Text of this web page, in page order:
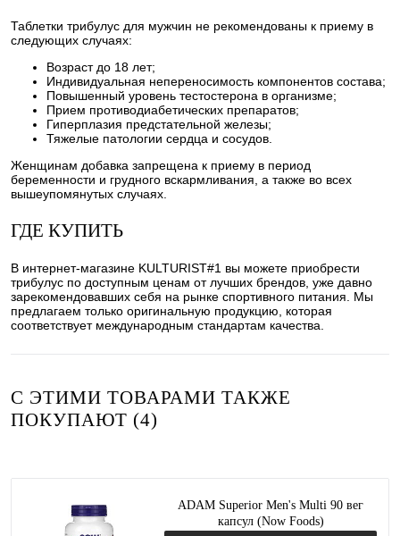
Таблетки трибулус для мужчин не рекомендованы к приему в
следующих случаях:
Возраст до 18 лет;
Индивидуальная непереносимость компонентов состава;
Повышенный уровень тестостерона в организме;
Прием противодиабетических препаратов;
Гиперплазия предстательной железы;
Тяжелые патологии сердца и сосудов.
Женщинам добавка запрещена к приему в период
беременности и грудного вскармливания, а также во всех
вышеупомянутых случаях.
ГДЕ КУПИТЬ
В интернет-магазине KULTURIST#1 вы можете приобрести
трибулус по доступным ценам от лучших брендов, уже давно
зарекомендовавших себя на рынке спортивного питания. Мы
предлагаем только оригинальную продукцию, которая
соответствует международным стандартам качества.
С ЭТИМИ ТОВАРАМИ ТАКЖЕ
ПОКУПАЮТ (4)
ADAM Superior Men's Multi 90 вег
капсул (Now Foods)